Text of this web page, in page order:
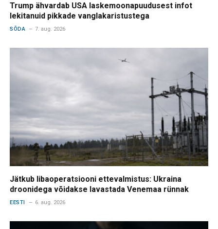
Trump ähvardab USA laskemoonapuudusest infot
lekitanuid pikkade vanglakaristustega
SÕDA 7. aug. 2026
Jätkub libaoperatsiooni ettevalmistus: Ukraina
droonidega võidakse lavastada Venemaa rünnak
EESTI 6. aug. 2026